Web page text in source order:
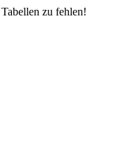
zu fehlen!